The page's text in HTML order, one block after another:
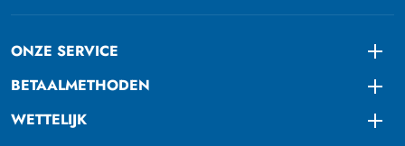
ONZE SERVICE
BETAALMETHODEN
WETTELIJK